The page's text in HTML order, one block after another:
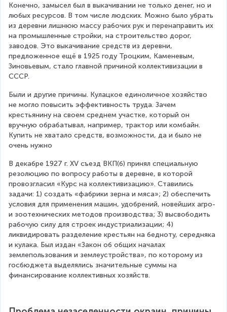
Конечно, замысел был в выкачивании не только денег, но и
любых ресурсов. В том числе людских. Можно было убрать
из деревни лишнюю массу рабочих рук и перенаправить их
на промышленные стройки, на строительство дорог,
заводов. Это выкачивание средств из деревни,
предложенное ещё в 1925 году Троцким, Каменевым,
Зиновьевым, стало главной причиной коллективизации в
СССР.
Были и другие причины. Кулацкое единоличное хозяйство
не могло повысить эффективность труда. Зачем
крестьянину на своем среднем участке, который он
вручную обрабатывал, например, трактор или комбайн.
Купить не хватало средств, возможности, да и было не
очень нужно
В декабре 1927 г. ХV съезд ВКП(б) принял специальную
резолюцию по вопросу работы в деревне, в которой
провозгласил «Курс на коллективизацию». Ставились
задачи: 1) создать «фабрики зерна и мяса»; 2) обеспечить
условия для применения машин, удобрений, новейших агро-
и зоотехнических методов производства; 3) высвободить
рабочую силу для строек индустриализации; 4)
ликвидировать разделение крестьян на бедноту, середняка
и кулака. Был издан «Закон об общих началах
землепользования и землеустройства», по которому из
госбюджета выделялись значительные суммы на
финансирование коллективных хозяйств.